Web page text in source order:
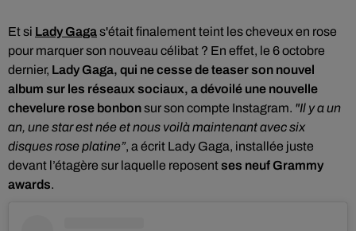
Et si Lady Gagas'était finalement teint les cheveux en rose
pour marquer son nouveau célibat ? En effet, le 6 octobre
dernier, Lady Gaga, qui ne cesse de teaser son nouvel
album sur les réseaux sociaux, a dévoilé une nouvelle
chevelure rose bonbonsur son compte Instagram. "Il y a un
an, une star est née et nous voilà maintenant avec six
disques rose platine”, a écrit Lady Gaga, installée juste
devant l’étagère sur laquelle reposentses neuf Grammy
awards.